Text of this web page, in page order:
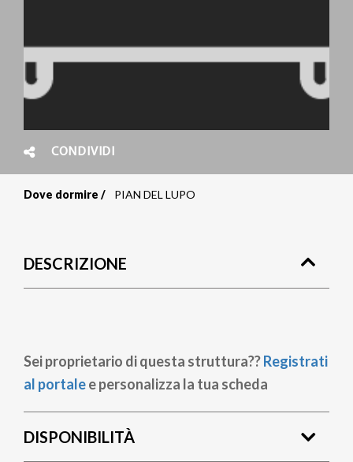
CONDIVIDI
pane
Dove dormire PIAN DEL LUPO
DESCRIZIONE
Sei proprietario di questa struttura??Registrati
al portalee personalizza la tua scheda
DISPONIBILITÀ